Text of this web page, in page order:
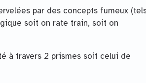
par des concepts fumeux
soit on rate train, soit on
à travers 2 prismes soit celui de